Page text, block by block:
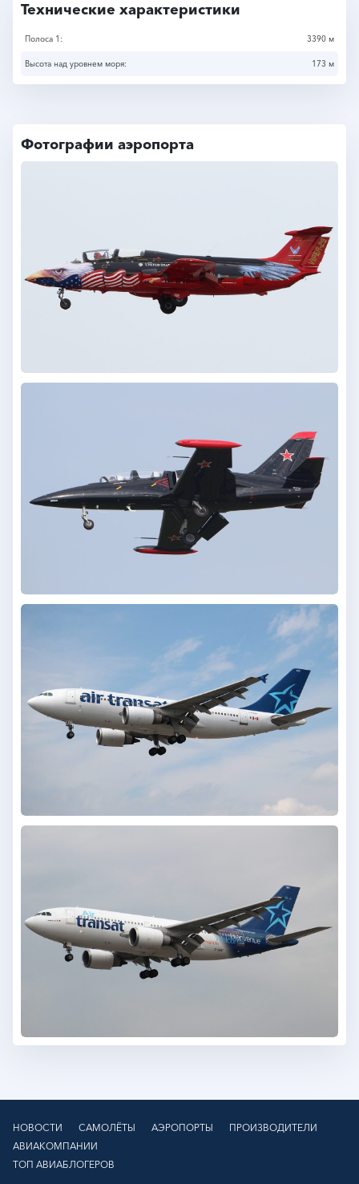
Технические характеристики
Полоса 1: 3390 м
Высота над уровнем моря: 173 м
Фотографии аэропорта
НОВОСТИ САМОЛЁТЫ АЭРОПОРТЫ
ПРОИЗВОДИТЕЛИ
АВИАКОМПАНИИ
ТОП АВИАБЛОГЕРОВ